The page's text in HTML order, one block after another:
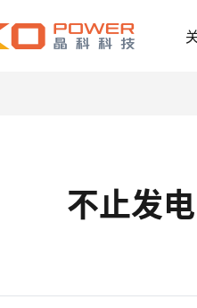
不止发